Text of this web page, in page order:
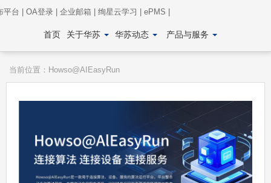
平台 OA登录| 企业邮箱 绚星云学习 ePMS
首页 关于华苏 华苏动态 产品与服务
当前位置： Howso@AIEasyRun